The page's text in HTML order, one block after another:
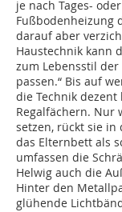
je nach Tages-
Fußbodenheizung
darauf aber
Haustechnik kann
zum Lebensstil
passen.“ Bis auf
die Technik
Regalfächern. Nur
setzen, rückt sie in
das Elternbett als
umfassen die
Helwig auch die
Hinter den
glühende